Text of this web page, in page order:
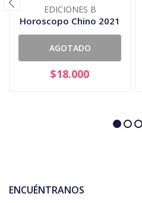
EDICIONES B
Horoscopo Chino 2021
AGOTADO
$18.000
ENCUÉNTRANOS